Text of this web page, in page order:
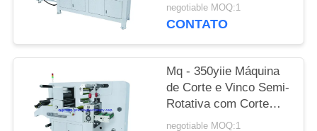
negotiable MOQ:1
CONTATO
Mq - 350yiie Máquina
de Corte e Vinco Semi-
Rotativa com Corte
Longitudinal
negotiable MOQ:1